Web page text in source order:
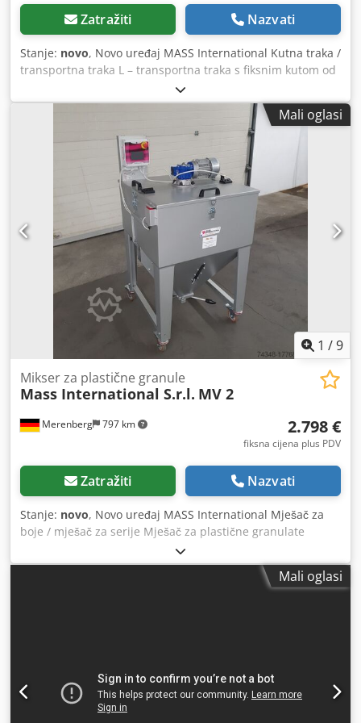
Zatražiti Nazvati
Stanje: novo, Novo uređaj MASS International Kutna traka /
transportna traka L – transportna traka s fiksnim kutom od
35° Dedpfohm Axgjx Aahjkr Brza isporuka MASS
International Kutni transporter NC1 Transportna traka s
fiksnim kutom i limovima za zadržavanje u dijelu za prihvat
materijala Primjer kao na slici: NC 1 Dio za prihvat
materijala 600 mm Uzlazni dio 1300 mm Korisna širina 250
mm Vanjska širina 305 mm (bez motora) Podešavanje
visine ispuštanja 750 – 1050 mm Fiksni kut između dijela za
prihvat i uzlaznog dijela Nagib podesiv Visina prečke 30
mm Razmak prečki 500 mm Brzina trake 3 m/min Pokretan
na okretnim kotačima sa zaustavnim kočnicama
Opcionalno: Ostale dimenzije prema standardnoj listi
isporuke Dimenzije prema zahtjevu kupca Traka u skladu s
FDA standardima Promijenjena brzina trake itd.
Mali oglasi
1 /9
Merenberg 797 km
Mikser za plastične granule
Mass International S.r.l. MV 2
2.798 €
fiksna cijena plus PDV
Zatražiti Nazvati
Stanje: novo, Novo uređaj MASS International Mješač za
boje / mješač za serije Mješač za plastične granulate
Kratkoročno dostupan sa skladišta Dodeu Ti Tvspfx Aahekr
Primjer: Mješač MV 2 Izvedba od čelika Kapacitet 200 litara
/ 120 kg granula Duljina 700 mm Širina 700 mm Visina
Pregledno staklo za kontrolu razine punjenja Upravljanje
putem upravljačke ploče Moguće podešavanje intervalnog
i kontinuiranog miješanja Opis: MV serijski mješač za
Mali oglasi